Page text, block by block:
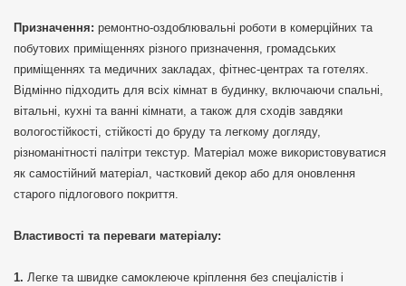
Призначення: ремонтно-оздоблювальні роботи в комерційних та
побутових приміщеннях різного призначення, громадських
приміщеннях та медичних закладах, фітнес-центрах та готелях.
Відмінно підходить для всіх кімнат в будинку, включаючи спальні,
вітальні, кухні та ванні кімнати, а також для сходів завдяки
вологостійкості, стійкості до бруду та легкому догляду,
різноманітності палітри текстур. Матеріал може використовуватися
як самостійний матеріал, частковий декор або для оновлення
старого підлогового покриття.
Властивості та переваги матеріалу:
Легке та швидке самоклеюче кріплення без спеціалістів і